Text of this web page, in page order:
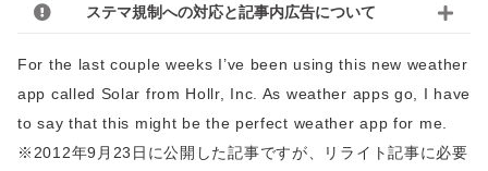
ステマ規制への対応と記事内広告について
For the last couple weeks I’ve been using this new weather
app called Solar from Hollr, Inc. As weather apps go, I have
to say that this might be the perfect weather app for me.
※2012年9月23日に公開した記事ですが、リライト記事に必要